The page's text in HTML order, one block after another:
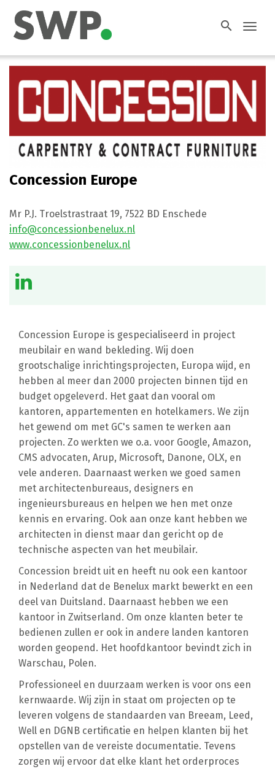
search
Concession Europe
Mr P.J. Troelstrastraat 19, 7522 BD Enschede
info@concessionbenelux.nl
www.concessionbenelux.nl
Concession Europe is gespecialiseerd in project
meubilair en wand bekleding. Wij doen
grootschalige inrichtingsprojecten, Europa wijd, en
hebben al meer dan 2000 projecten binnen tijd en
budget opgeleverd. Het gaat dan vooral om
kantoren, appartementen en hotelkamers. We zijn
het gewend om met GC's samen te werken aan
projecten. Zo werkten we o.a. voor Google, Amazon,
CMS advocaten, Arup, Microsoft, Danone, OLX, en
vele anderen. Daarnaast werken we goed samen
met architectenbureaus, designers en
ingenieursbureaus en helpen we hen met onze
kennis en ervaring. Ook aan onze kant hebben we
architecten in dienst maar dan gericht op de
technische aspecten van het meubilair.
Concession breidt uit en heeft nu ook een kantoor
in Nederland dat de Benelux markt bewerkt en een
deel van Duitsland. Daarnaast hebben we een
kantoor in Zwitserland. Om onze klanten beter te
bedienen zullen er ook in andere landen kantoren
worden geopend. Het hoofdkantoor bevindt zich in
Warschau, Polen.
Professioneel en duurzaam werken is voor ons een
kernwaarde. Wij zijn in staat om projecten op te
leveren volgens de standaarden van Breeam, Leed,
Well en DGNB certificatie en helpen klanten bij het
opstellen van de vereiste documentatie. Tevens
zorgen wij ervoor dat elke klant het orderproces